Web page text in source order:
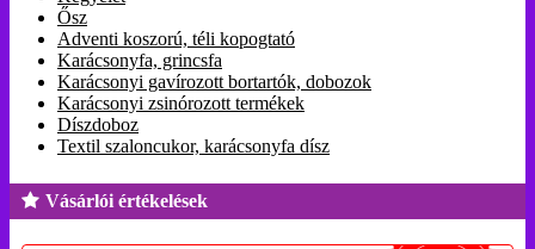
Ősz
Adventi koszorú, téli kopogtató
Karácsonyfa, grincsfa
Karácsonyi gavírozott bortartók, dobozok
Karácsonyi zsinórozott termékek
Díszdoboz
Textil szaloncukor, karácsonyfa dísz
Vásárlói értékelések